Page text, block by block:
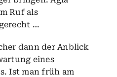
Ruf als
…
dann der Anblick
eines
Ist man früh am